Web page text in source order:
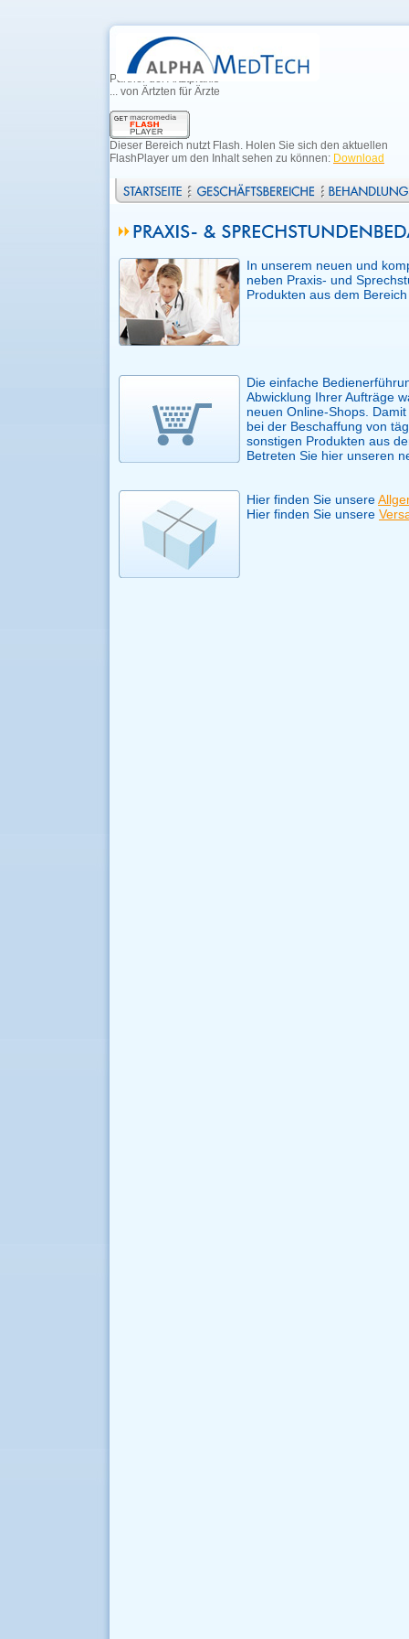
Partner der Artztpraxis
... von Ärtzten für Ärzte
Dieser Bereich nutzt Flash. Holen Sie sich den aktuellen
FlashPlayer um den Inhalt sehen zu können: Download
In unserem neuen und
neben Praxis- und
Produkten aus dem
Die einfache
Abwicklung Ihrer Aufträge
neuen Online-Shops.
bei der Beschaffung von
sonstigen Produkten aus
Betreten Sie hier unseren
Hier finden Sie unsere
Hier finden Sie unsere